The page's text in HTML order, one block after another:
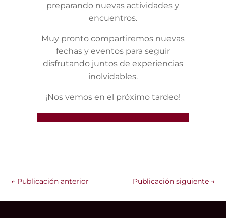
preparando nuevas actividades y
encuentros.
Muy pronto compartiremos nuevas
fechas y eventos para seguir
disfrutando juntos de experiencias
inolvidables.
¡Nos vemos en el próximo tardeo!
← Publicación anterior Publicación siguiente→